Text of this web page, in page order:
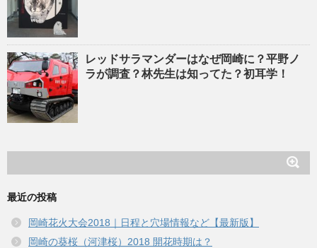
レッドサラマンダーはなぜ岡崎に？平野ノ
ラが調査？林先生は知ってた？初耳学！
最近の投稿
岡崎花火大会2018｜日程と穴場情報など【最新版】
岡崎の葵桜（河津桜）2018 開花時期は？